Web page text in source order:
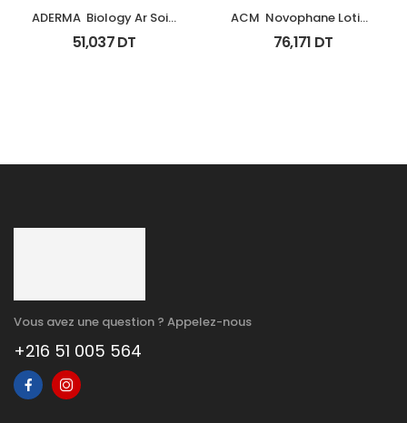
ADERMA  Biology Ar Soin
Anti Rougeurs Tb 40 Ml
51,037DT
ACM  Novophane Lotion
100Ml
76,171 DT
Vous avez une question ? Appelez-nous
+216 51 005 564